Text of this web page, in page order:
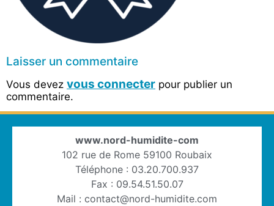
Laisser un commentaire
Vous devez vous connecter pour publier un
commentaire.
www.nord-humidite-com
102 rue de Rome 59100 Roubaix
Téléphone : 03.20.700.937
Fax : 09.54.51.50.07
Mail : contact@nord-humidite.com